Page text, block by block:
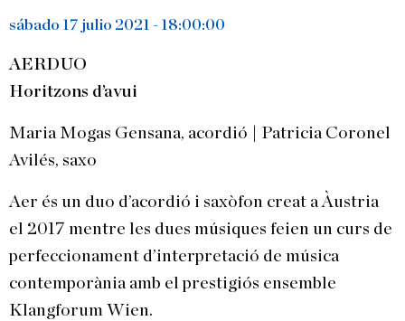
sábado 17 julio 2021 - 18:00:00
AERDUO
Horitzons d’avui
Maria Mogas Gensana, acordió | Patricia Coronel
Avilés, saxo
Aer és un duo d’acordió i saxòfon creat a Àustria
el 2017 mentre les dues músiques feien un curs de
perfeccionament d’interpretació de música
contemporània amb el prestigiós ensemble
Klangforum Wien.